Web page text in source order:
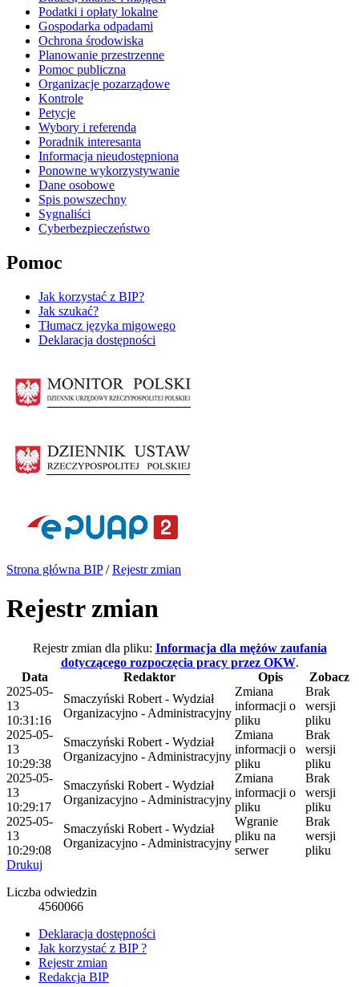
Podatki i opłaty lokalne
Gospodarka odpadami
Ochrona środowiska
Planowanie przestrzenne
Pomoc publiczna
Organizacje pozarządowe
Kontrole
Petycje
Wybory i referenda
Poradnik interesanta
Informacja nieudostępniona
Ponowne wykorzystywanie
Dane osobowe
Spis powszechny
Sygnaliści
Cyberbezpieczeństwo
Pomoc
Jak korzystać z BIP?
Jak szukać?
Tłumacz języka migowego
Deklaracja dostępności
Strona główna BIP/Rejestr zmian
Rejestr zmian
Rejestr zmian dla pliku: Informacja dla mężów zaufania
dotyczącego rozpoczęcia pracy przez OKW.
Data
Redaktor Opis
Zobacz
2025-05-
13
10:31:16
Smaczyński Robert - Wydział
Organizacyjno - Administracyjny
Zmiana
informacji o
pliku
Brak
wersji
pliku
2025-05-
13
10:29:38
Smaczyński Robert - Wydział
Organizacyjno - Administracyjny
Zmiana
informacji o
pliku
Brak
wersji
pliku
2025-05-
13
10:29:17
Smaczyński Robert - Wydział
Organizacyjno - Administracyjny
Zmiana
informacji o
pliku
Brak
wersji
pliku
2025-05-
13
10:29:08
Smaczyński Robert - Wydział
Organizacyjno - Administracyjny
Wgranie
pliku na
serwer
Brak
wersji
pliku
Drukuj
Liczba odwiedzin
4560066
Deklaracja dostępności
Jak korzystać z BIP ?
Rejestr zmian
Redakcja BIP